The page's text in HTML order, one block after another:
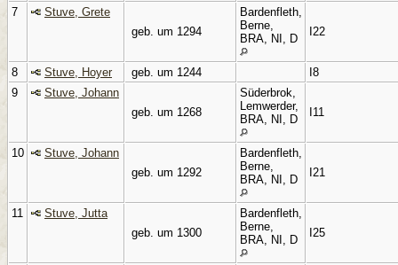
7
Stuve, Grete
geb. um 1294
Bardenfleth,
Berne,
BRA, NI, D
I22
8 Stuve, Hoyer geb. um 1244
I8
9
Stuve, Johann
geb. um 1268
Süderbrok,
Lemwerder,
BRA, NI, D
I11
10
Stuve, Johann
geb. um 1292
Bardenfleth,
Berne,
BRA, NI, D
I21
11
Stuve, Jutta
geb. um 1300
Bardenfleth,
Berne,
BRA, NI, D
I25